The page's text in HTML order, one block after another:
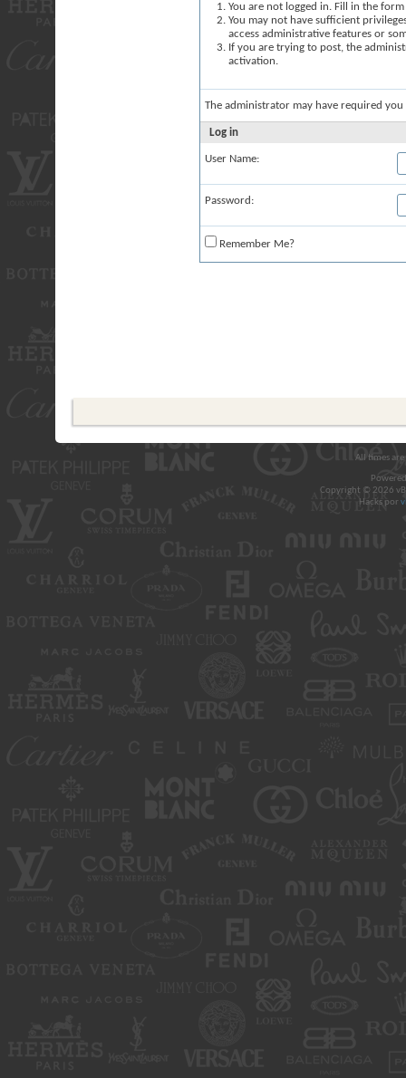
You are not logged in. Fill in the
You may not have sufficient
access administrative features or
If you are trying to post, the
activation.
The administrator may have required
Log in
User Name:
Password:
Remember Me?
All times
Copyright © 2026
Hacks por